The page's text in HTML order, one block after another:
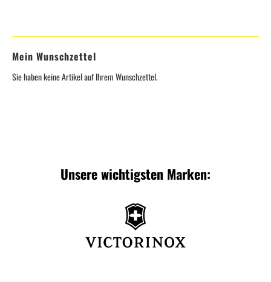
Mein Wunschzettel
Sie haben keine Artikel auf Ihrem Wunschzettel.
Unsere wichtigsten Marken: